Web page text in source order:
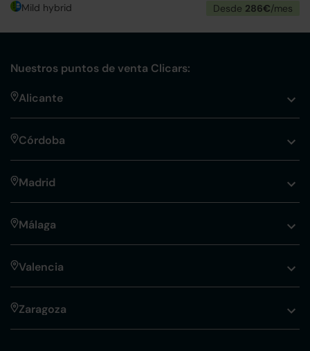
Mild hybrid Desde 286€/mes
Nuestros puntos de venta Clicars:
Alicante
Córdoba
Madrid
Málaga
Valencia
Zaragoza